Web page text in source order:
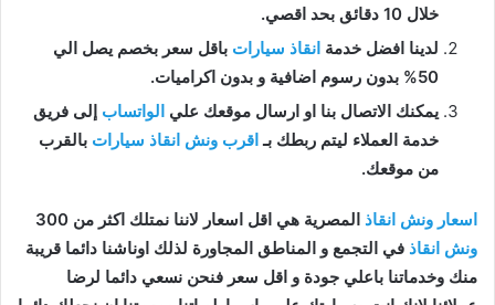
خلال 10 دقائق بحد اقصي.
لدينا افضل خدمة انقاذ سيارات باقل سعر بخصم يصل الي
50% بدون رسوم اضافية و بدون اكراميات.
يمكنك الاتصال بنا او ارسال موقعك علي الواتساب إلى فريق
خدمة العملاء ليتم ربطك بـ اقرب ونش انقاذ سيارات بالقرب
من موقعك.
اسعار ونش انقاذ المصرية هي اقل اسعار لاننا نمتلك اكثر من 300
ونش انقاذ في التجمع و المناطق المجاورة لذلك اوناشنا دائما قريبة
منك وخدماتنا باعلي جودة و اقل سعر فنحن نسعي دائما لرضا